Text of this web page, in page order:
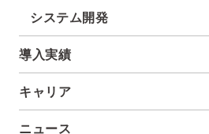
システム開発
導入実績
キャリア
ニュース